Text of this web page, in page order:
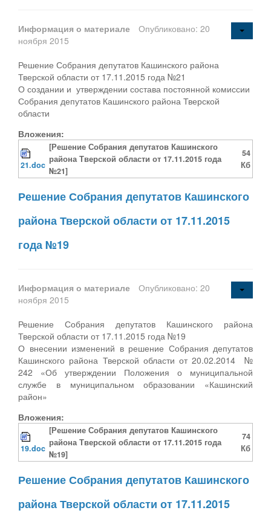
Информация о материале
Опубликовано: 20
ноября 2015
Решение Собрания депутатов Кашинского района
Тверской области от 17.11.2015 года №21
О создании и утверждении состава постоянной комиссии
Собрания депутатов Кашинского района Тверской
области
Вложения:
21.doc
[Решение Собрания депутатов Кашинского
района Тверской области от 17.11.2015 года
№21]
54
Кб
Решение Собрания депутатов Кашинского
района Тверской области от 17.11.2015
года №19
Информация о материале
Опубликовано: 20
ноября 2015
Решение Собрания депутатов Кашинского района
Тверской области от 17.11.2015 года №19
О внесении изменений в решение Собрания депутатов
Кашинского района Тверской области от 20.02.2014 №
242 «Об утверждении Положения о муниципальной
службе в муниципальном образовании «Кашинский
район»
Вложения:
19.doc
[Решение Собрания депутатов Кашинского
района Тверской области от 17.11.2015 года
№19]
74
Кб
Решение Собрания депутатов Кашинского
района Тверской области от 17.11.2015